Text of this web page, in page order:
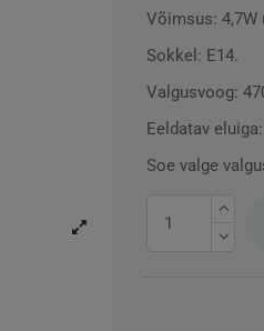
Võimsus: 4,7W
Sokkel: E14.
Valgusvoog:
Eeldatav
Soe valge